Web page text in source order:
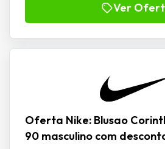
Ver
Oferta Nike: Blusao
90 masculino com